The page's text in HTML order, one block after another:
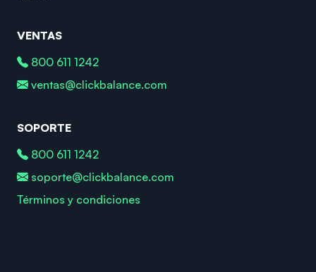
VENTAS
800 611 1242
ventas@clickbalance.com
SOPORTE
800 611 1242
soporte@clickbalance.com
Términos y condiciones